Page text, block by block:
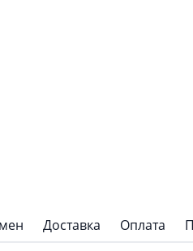
Доставка Оплата